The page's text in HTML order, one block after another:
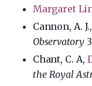
Margaret
Cannon, A. J.,
Observatory
Chant, C. A,
the Royal